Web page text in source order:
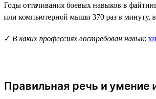
Годы оттачивания боевых навыков в
или компьютерной мыши 370 раз в минуту,
✓ В каких профессиях востребован навык:
Правильная речь и умение